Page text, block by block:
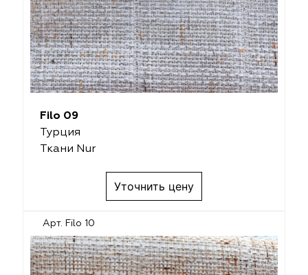
Filo 09
Турция
Ткани Nur
Уточнить цену
Арт. Filo 10